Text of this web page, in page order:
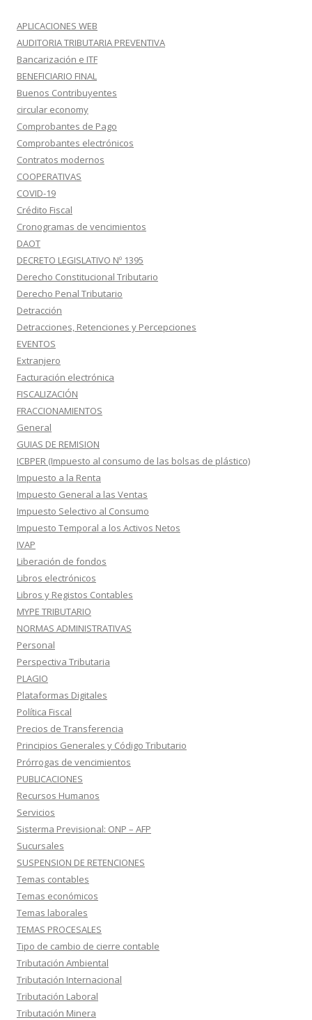
APLICACIONES WEB
AUDITORIA TRIBUTARIA PREVENTIVA
Bancarización e ITF
BENEFICIARIO FINAL
Buenos Contribuyentes
circular economy
Comprobantes de Pago
Comprobantes electrónicos
Contratos modernos
COOPERATIVAS
COVID-19
Crédito Fiscal
Cronogramas de vencimientos
DAOT
DECRETO LEGISLATIVO Nº 1395
Derecho Constitucional Tributario
Derecho Penal Tributario
Detracción
Detracciones, Retenciones y Percepciones
EVENTOS
Extranjero
Facturación electrónica
FISCALIZACIÓN
FRACCIONAMIENTOS
General
GUIAS DE REMISION
ICBPER (Impuesto al consumo de las bolsas de plástico)
Impuesto a la Renta
Impuesto General a las Ventas
Impuesto Selectivo al Consumo
Impuesto Temporal a los Activos Netos
IVAP
Liberación de fondos
Libros electrónicos
Libros y Registos Contables
MYPE TRIBUTARIO
NORMAS ADMINISTRATIVAS
Personal
Perspectiva Tributaria
PLAGIO
Plataformas Digitales
Política Fiscal
Precios de Transferencia
Principios Generales y Código Tributario
Prórrogas de vencimientos
PUBLICACIONES
Recursos Humanos
Servicios
Sisterma Previsional: ONP – AFP
Sucursales
SUSPENSION DE RETENCIONES
Temas contables
Temas económicos
Temas laborales
TEMAS PROCESALES
Tipo de cambio de cierre contable
Tributación Ambiental
Tributación Internacional
Tributación Laboral
Tributación Minera